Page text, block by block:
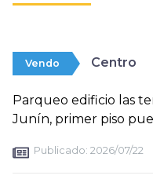
Vendo Centro
Parqueo edificio las
Junín, primer piso
Publicado: 2026/07/22